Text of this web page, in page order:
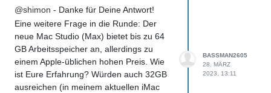
@shimon - Danke für Deine Antwort!
Eine weitere Frage in die Runde: Der
neue Mac Studio (Max) bietet bis zu 64
GB Arbeitsspeicher an, allerdings zu
einem Apple-üblichen hohen Preis. Wie
ist Eure Erfahrung? Würden auch 32GB
ausreichen (in meinem aktuellen iMac
BASSMAN2605
28. MÄRZ
2023, 13:11